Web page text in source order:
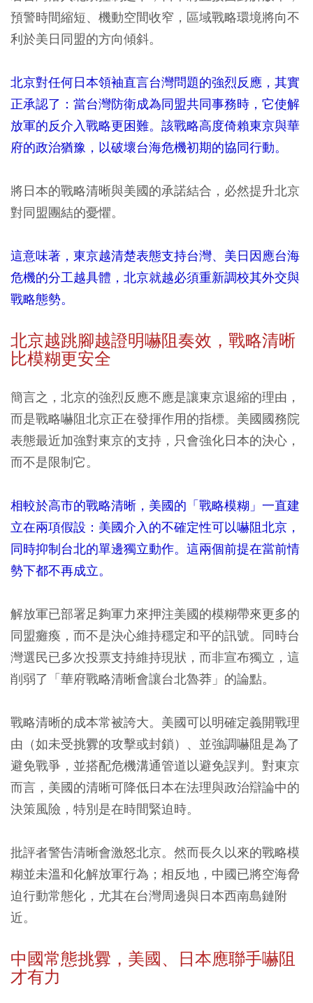
預警時間縮短、機動空間收窄，區域戰略環境將向不
利於美日同盟的方向傾斜。
北京對任何日本領袖直言台灣問題的強烈反應，其實
正承認了：當台灣防衛成為同盟共同事務時，它使解
放軍的反介入戰略更困難。該戰略高度倚賴東京與華
府的政治猶豫，以破壞台海危機初期的協同行動。
將日本的戰略清晰與美國的承諾結合，必然提升北京
對同盟團結的憂懼。
這意味著，東京越清楚表態支持台灣、美日因應台海
危機的分工越具體，北京就越必須重新調校其外交與
戰略態勢。
北京越跳腳越證明嚇阻奏效，戰略清晰
比模糊更安全
簡言之，北京的強烈反應不應是讓東京退縮的理由，
而是戰略嚇阻北京正在發揮作用的指標。美國國務院
表態最近加強對東京的支持，只會強化日本的決心，
而不是限制它。
相較於高市的戰略清晰，美國的「戰略模糊」一直建
立在兩項假設：美國介入的不確定性可以嚇阻北京，
同時抑制台北的單邊獨立動作。這兩個前提在當前情
勢下都不再成立。
解放軍已部署足夠軍力來押注美國的模糊帶來更多的
同盟癱瘓，而不是決心維持穩定和平的訊號。同時台
灣選民已多次投票支持維持現狀，而非宣布獨立，這
削弱了「華府戰略清晰會讓台北魯莽」的論點。
戰略清晰的成本常被誇大。美國可以明確定義開戰理
由（如未受挑釁的攻擊或封鎖）、並強調嚇阻是為了
避免戰爭，並搭配危機溝通管道以避免誤判。對東京
而言，美國的清晰可降低日本在法理與政治辯論中的
決策風險，特別是在時間緊迫時。
批評者警告清晰會激怒北京。然而長久以來的戰略模
糊並未溫和化解放軍行為；相反地，中國已將空海脅
迫行動常態化，尤其在台灣周邊與日本西南島鏈附
近。
中國常態挑釁，美國、日本應聯手嚇阻
才有力